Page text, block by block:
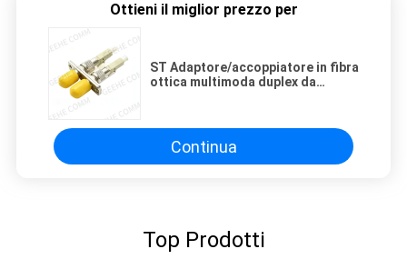
Ottieni il miglior prezzo per
ST Adaptore/accoppiatore in fibra
ottica multimoda duplex da
Continua
Top Prodotti